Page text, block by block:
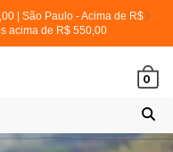
| São Paulo - Acima de R$
acima de R$ 550,00
0